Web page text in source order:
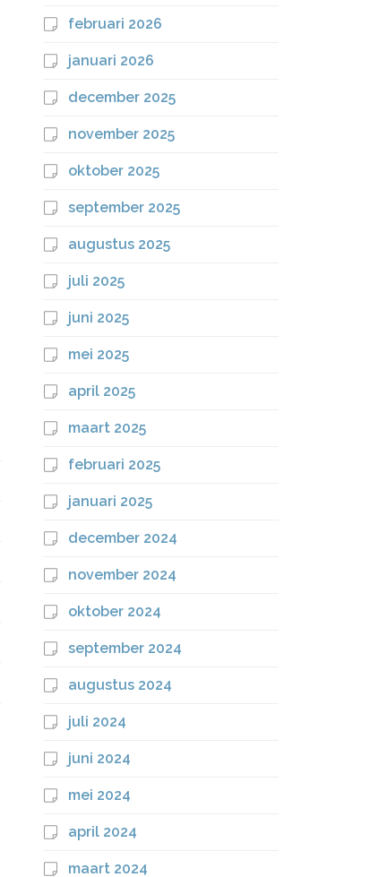
februari 2026
januari 2026
december 2025
november 2025
oktober 2025
september 2025
augustus 2025
juli 2025
juni 2025
mei 2025
april 2025
maart 2025
februari 2025
januari 2025
december 2024
november 2024
oktober 2024
september 2024
augustus 2024
juli 2024
juni 2024
mei 2024
april 2024
maart 2024